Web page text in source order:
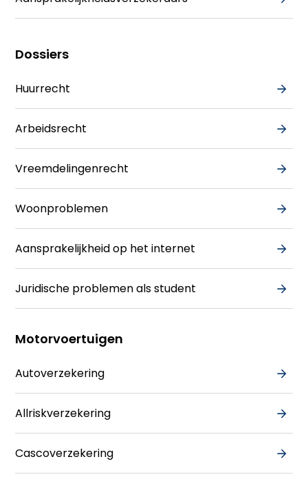
Dossiers
Huurrecht
Arbeidsrecht
Vreemdelingenrecht
Woonproblemen
Aansprakelijkheid op het internet
Juridische problemen als student
Motorvoertuigen
Autoverzekering
Allriskverzekering
Cascoverzekering